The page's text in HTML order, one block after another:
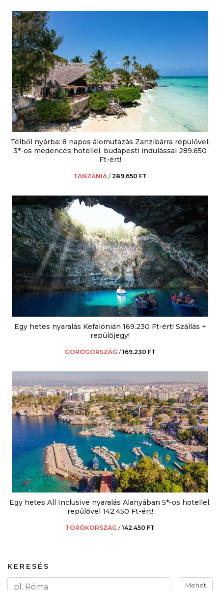
Télből nyárba: 8 napos álomutazás Zanzibárra repülővel,
3*-os medencés hotellel, budapesti indulással 289.650
Ft-ért!
TANZÁNIA /289.650 FT
Egy hetes nyaralás Kefalónián 169.230 Ft-ért! Szállás +
repülőjegy!
GÖRÖGORSZÁG /169.230 FT
Egy hetes All Inclusive nyaralás Alanyában 5*-os hotellel,
repülővel 142.450 Ft-ért!
TÖRÖKORSZÁG /142.450 FT
KERESÉS
Mehet